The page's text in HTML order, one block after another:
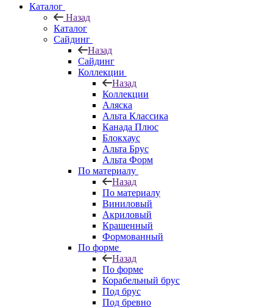
Каталог
Назад
Каталог
Сайдинг
Назад
Сайдинг
Коллекции
Назад
Коллекции
Аляска
Альта Классика
Канада Плюс
Блокхаус
Альта Брус
Альта Форм
По материалу
Назад
По материалу
Виниловый
Акриловый
Крашенный
Формованный
По форме
Назад
По форме
Корабельный брус
Под брус
Под бревно